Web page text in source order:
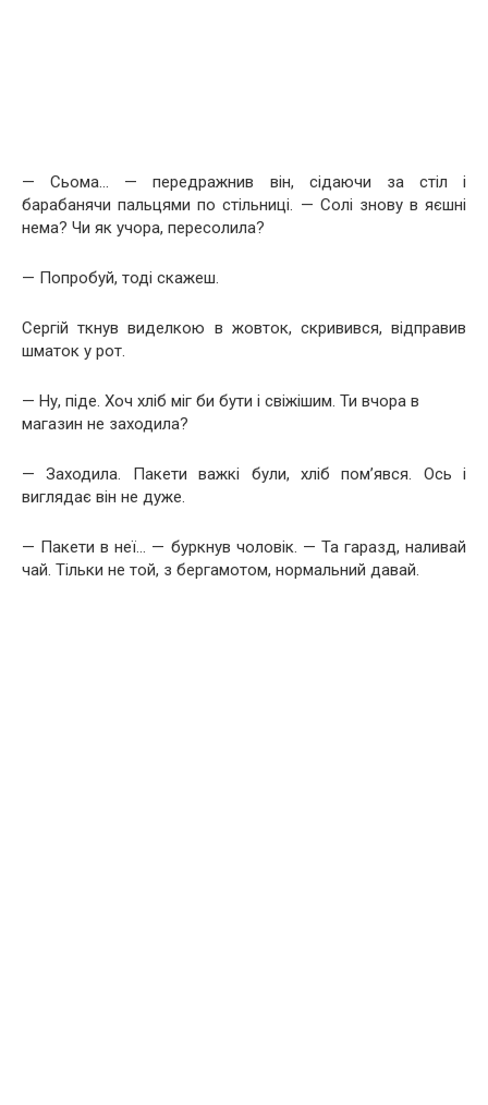
— Сьома… — передражнив він, сідаючи за стіл і
барабанячи пальцями по стільниці. — Солі знову в яєшні
нема? Чи як учора, пересолила?
— Попробуй, тоді скажеш.
Сергій ткнув виделкою в жовток, скривився, відправив
шматок у рот.
— Ну, піде. Хоч хліб міг би бути і свіжішим. Ти вчора в
магазин не заходила?
— Заходила. Пакети важкі були, хліб пом’явся. Ось і
виглядає він не дуже.
— Пакети в неї… — буркнув чоловік. — Та гаразд, наливай
чай. Тільки не той, з бергамотом, нормальний давай.